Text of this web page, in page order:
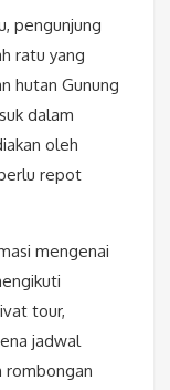
pengunjung
ratu yang
hutan Gunung
dalam
oleh
repot
mengenai
tour,
jadwal
rombongan